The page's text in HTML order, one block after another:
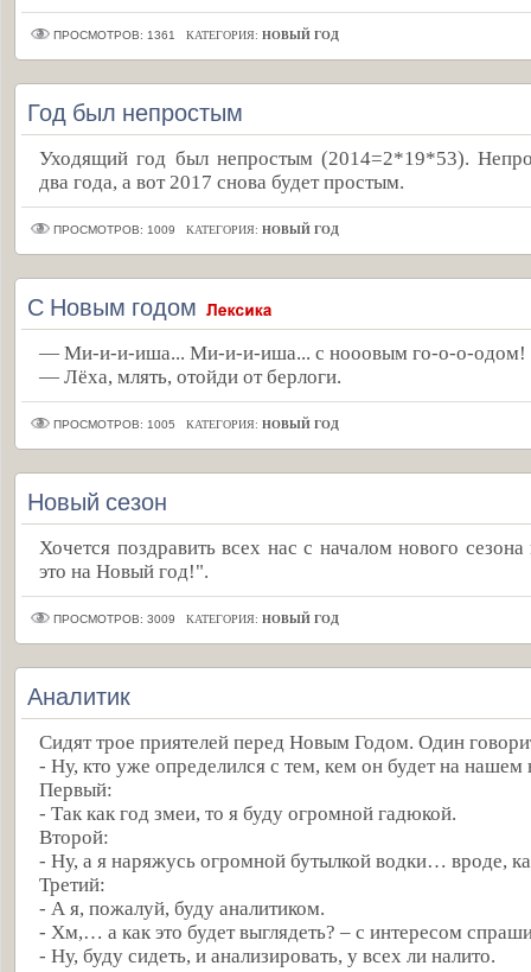
ПРОСМОТРОВ: 1361 КАТЕГОРИЯ: НОВЫЙ ГОД
Год был непростым
Уходящий год был непростым (2014=2*19*53).
два года, а вот 2017 снова будет простым.
ПРОСМОТРОВ: 1009 КАТЕГОРИЯ: НОВЫЙ ГОД
С Новым годом
— Ми-и-и-иша... Ми-и-и-иша... с нооовым го-о-о-одом!
— Лёха, млять, отойди от берлоги.
ПРОСМОТРОВ: 1005 КАТЕГОРИЯ: НОВЫЙ ГОД
Новый сезон
Хочется поздравить всех нас с началом нового
это на Новый год!".
ПРОСМОТРОВ: 3009 КАТЕГОРИЯ: НОВЫЙ ГОД
Аналитик
Сидят трое приятелей перед Новым Годом. Один
- Ну, кто уже определился с тем, кем он будет на нашем
Первый:
- Так как год змеи, то я буду огромной гадюкой.
Второй:
- Ну, а я наряжусь огромной бутылкой водки… вроде,
Третий:
- А я, пожалуй, буду аналитиком.
- Хм,… а как это будет выглядеть? – с интересом
- Ну, буду сидеть, и анализировать, у всех ли налито.